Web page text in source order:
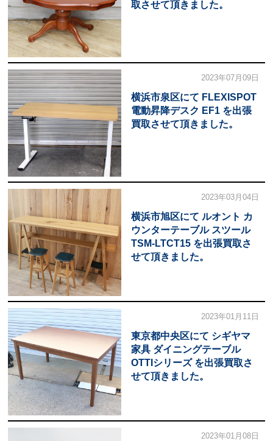
取させて頂きました。
2023年07月09日
横浜市泉区にて FLEXISPOT
電動昇降デスク EF1 を出張
買取させて頂きました。
2023年03月04日
横浜市旭区にて ルオント カ
ウンターテーブル スツール
TSM-LTCT15 を出張買取さ
せて頂きました。
2023年01月11日
東京都中央区にて シギヤマ
家具 ダイニングテーブル
OTTIシリーズ を出張買取さ
せて頂きました。
2023年01月08日